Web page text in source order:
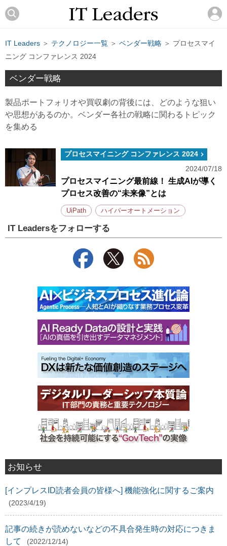
IT Leaders ＞ テクノロジー一覧 ＞ ベンダー戦略 ＞ プロセスマイ
ニング コンファレンス 2024
ベンダー戦略
製品ポートフォリオや買収劇の背後には、どのような狙い
や思想があるのか。ベンダー各社の戦略に関わるトピック
を集める
プロセスマイニング コンファレンス 2024
2024/07/18
プロセスマイニング最前線！ 生成AIが導く
プロセス改善の“未来像”とは
UiPath ハイパーオートメーション
IT Leadersをフォローする
お知らせ
[インプレスID読者会員の皆様へ] 機能強化に関するご案内
(2023/4/19)
記事の続きが読めないなどの不具合発生時の対応につきま
して
(2022/12/14)